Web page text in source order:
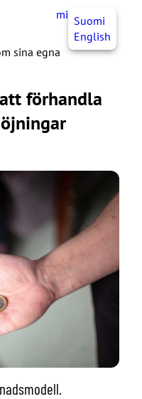
mittJHL SV
Suomi
English
sina egna
förhandla